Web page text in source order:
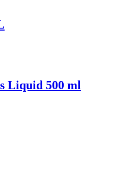
Liquid 500 ml